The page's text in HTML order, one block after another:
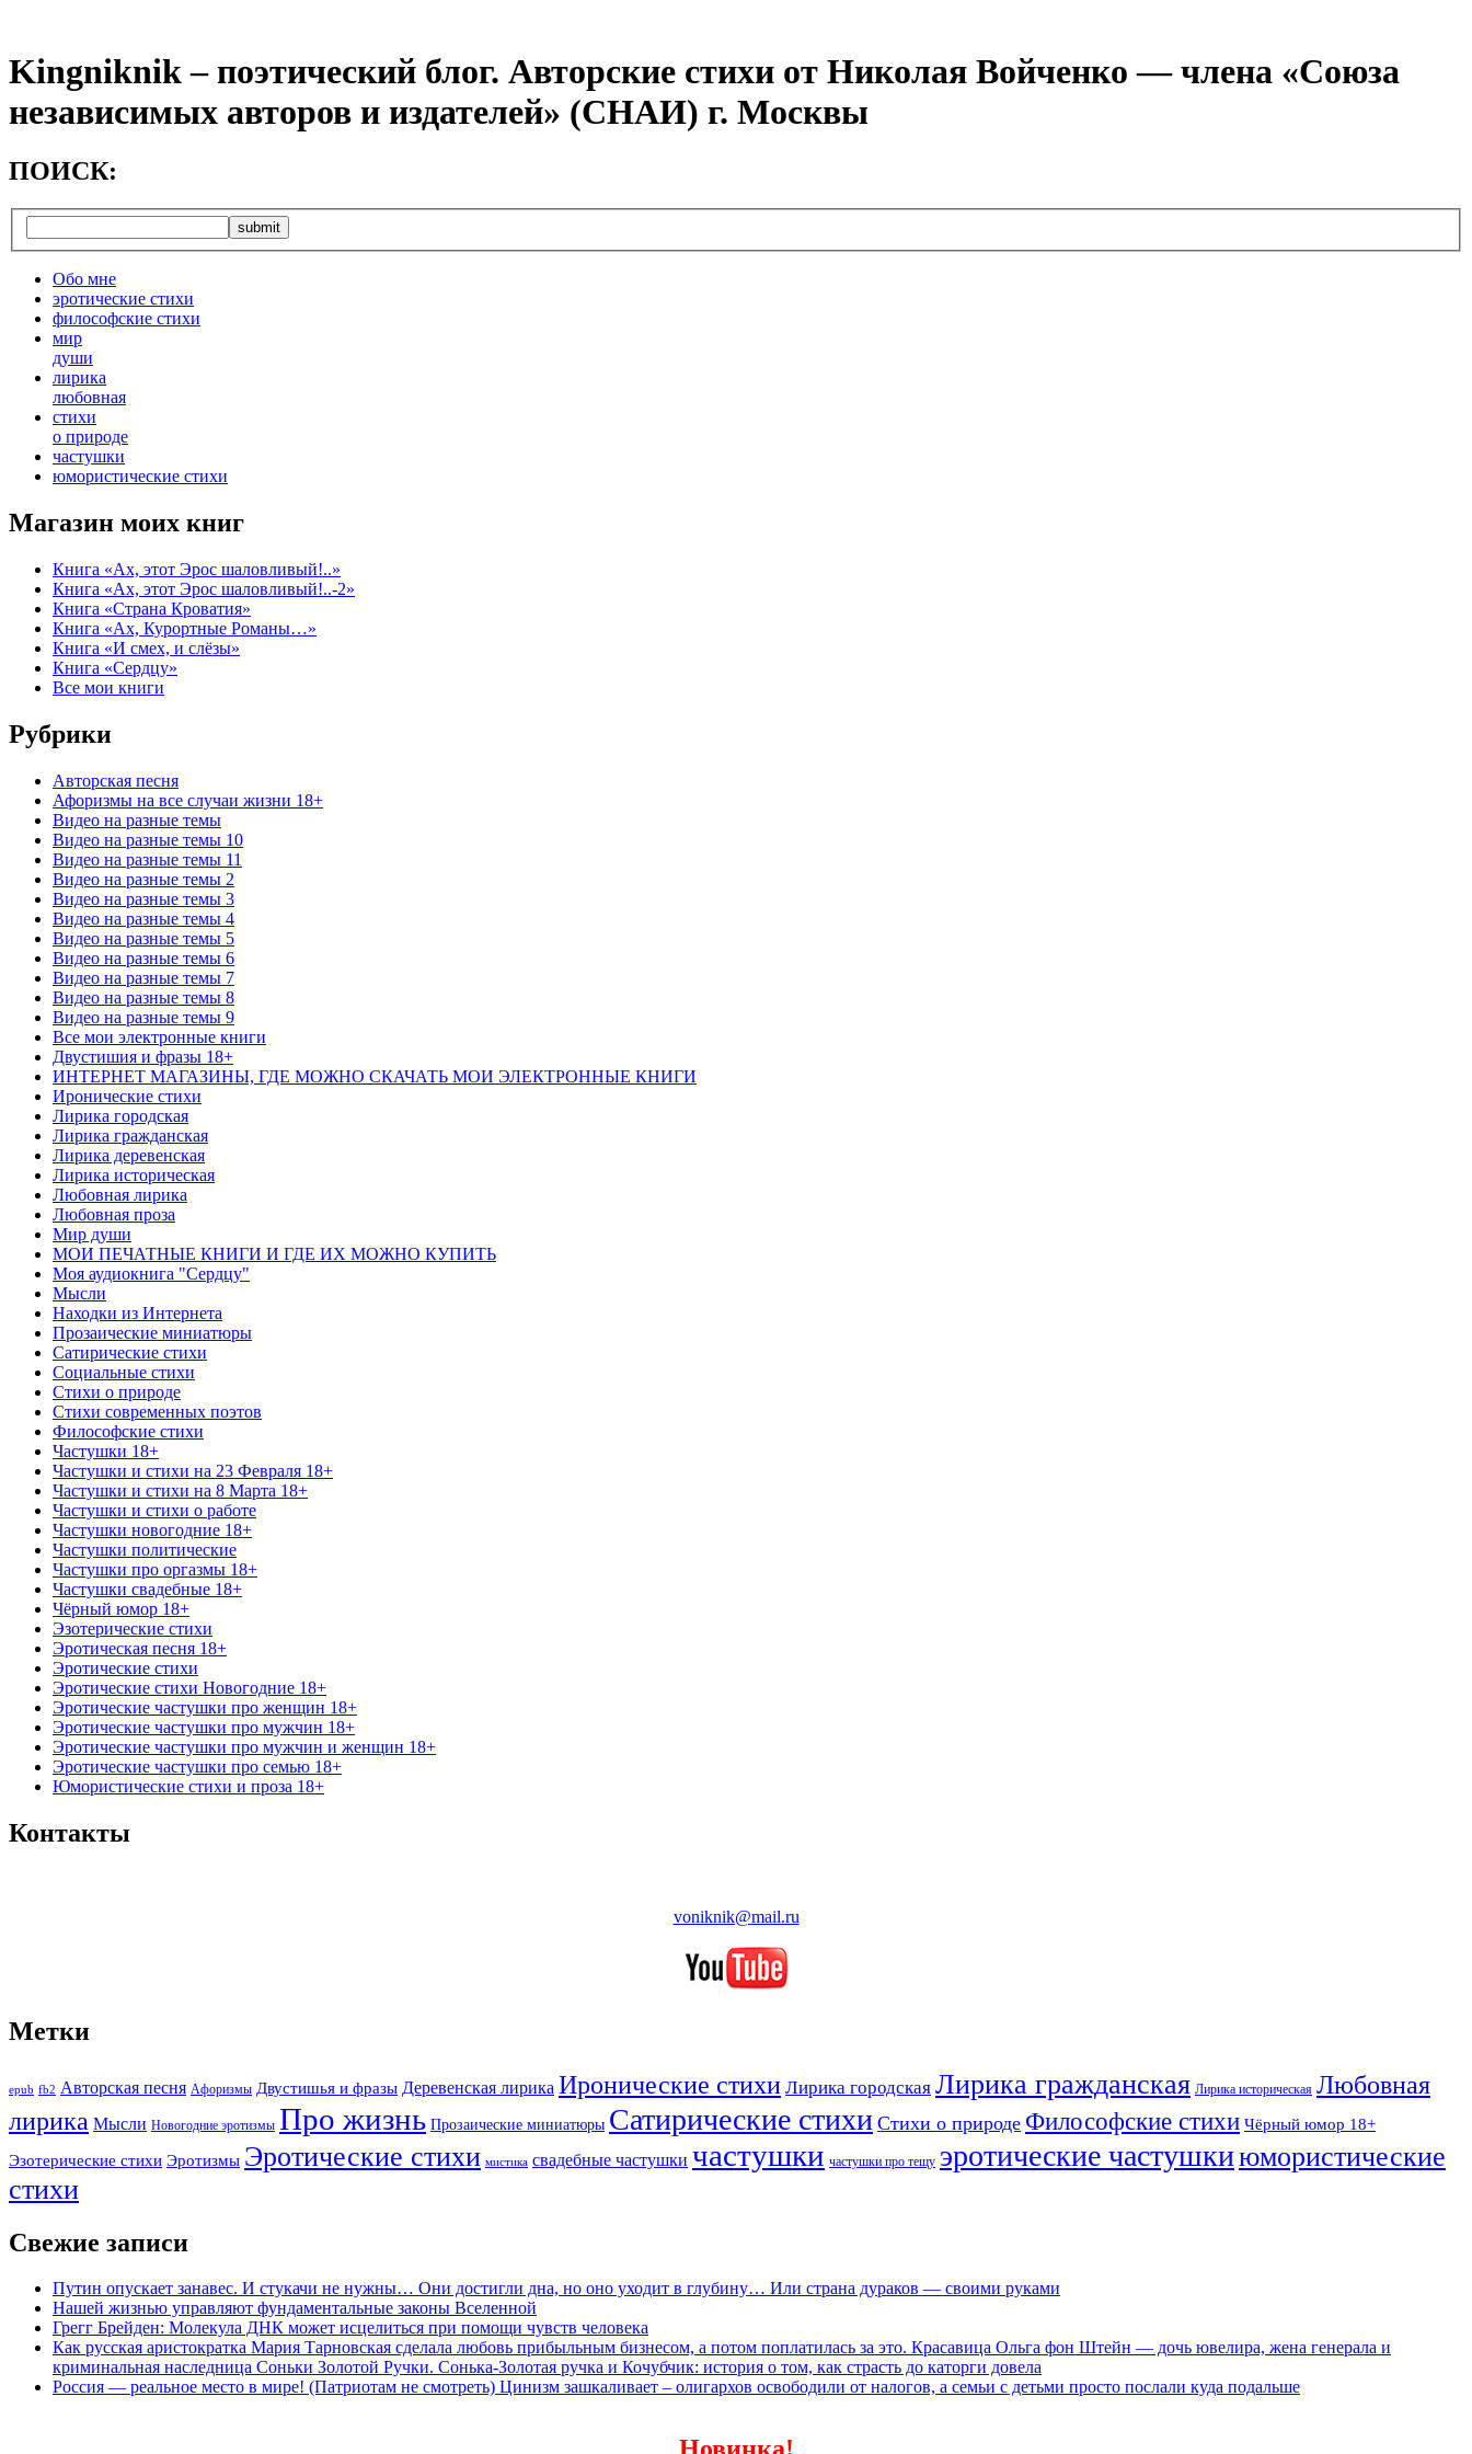
Kingniknik – поэтический блог. Авторские стихи от Николая Войченко — члена «Союза
независимых авторов и издателей» (СНАИ) г. Москвы
ПОИСК:
Обо мне
эротические стихи
философские стихи
мир
души
лирика
любовная
cтихи
о природе
частушки
юмористические стихи
Магазин моих книг
Книга «Ах, этот Эрос шаловливый!..»
Книга «Ах, этот Эрос шаловливый!..-2»
Книга «Страна Кроватия»
Книга «Ах, Курортные Романы…»
Книга «И смех, и слёзы»
Книга «Сердцу»
Все мои книги
Рубрики
Авторская песня
Афоризмы на все случаи жизни 18+
Видео на разные темы
Видео на разные темы 10
Видео на разные темы 11
Видео на разные темы 2
Видео на разные темы 3
Видео на разные темы 4
Видео на разные темы 5
Видео на разные темы 6
Видео на разные темы 7
Видео на разные темы 8
Видео на разные темы 9
Все мои электронные книги
Двустишия и фразы 18+
ИНТЕРНЕТ МАГАЗИНЫ, ГДЕ МОЖНО СКАЧАТЬ МОИ ЭЛЕКТРОННЫЕ КНИГИ
Иронические стихи
Лирика городская
Лирика гражданская
Лирика деревенская
Лирика историческая
Любовная лирика
Любовная проза
Мир души
МОИ ПЕЧАТНЫЕ КНИГИ И ГДЕ ИХ МОЖНО КУПИТЬ
Моя аудиокнига "Сердцу"
Мысли
Находки из Интернета
Прозаические миниатюры
Сатирические стихи
Социальные стихи
Стихи о природе
Стихи современных поэтов
Философские стихи
Частушки 18+
Частушки и стихи на 23 Февраля 18+
Частушки и стихи на 8 Марта 18+
Частушки и стихи о работе
Частушки новогодние 18+
Частушки политические
Частушки про оргазмы 18+
Частушки свадебные 18+
Чёрный юмор 18+
Эзотерические стихи
Эротическая песня 18+
Эротические стихи
Эротические стихи Новогодние 18+
Эротические частушки про женщин 18+
Эротические частушки про мужчин 18+
Эротические частушки про мужчин и женщин 18+
Эротические частушки про семью 18+
Юмористические стихи и проза 18+
Контакты
voniknik@mail.ru
Метки
epub fb2 Авторская песня Афоризмы Двустишья и фразы Деревенская лирика Иронические стихи Лирика городская Лирика гражданская Лирика историческая Любовная
лирика Мысли Новогодние эротизмы Про жизнь Прозаические миниатюры Сатирические стихи Стихи о природе Философские стихи Чёрный юмор 18+
Эзотерические стихи Эротизмы Эротические стихи мистика свадебные частушки частушки частушки про тещу эротические частушкиюмористические
стихи
Свежие записи
Путин опускает занавес. И стукачи не нужны… Они достигли дна, но оно уходит в глубину… Или страна дураков — своими руками
Нашей жизнью управляют фундаментальные законы Вселенной
Грегг Брейден: Молекула ДНК может исцелиться при помощи чувств человека
Как русская аристократка Мария Тарновская сделала любовь прибыльным бизнесом, а потом поплатилась за это. Красавица Ольга фон Штейн — дочь ювелира, жена генерала и
криминальная наследница Соньки Золотой Ручки. Сонька-Золотая ручка и Кочубчик: история о том, как страсть до каторги довела
Россия — реальное место в мире! (Патриотам не смотреть) Цинизм зашкаливает – олигархов освободили от налогов, а семьи с детьми просто послали куда подальше